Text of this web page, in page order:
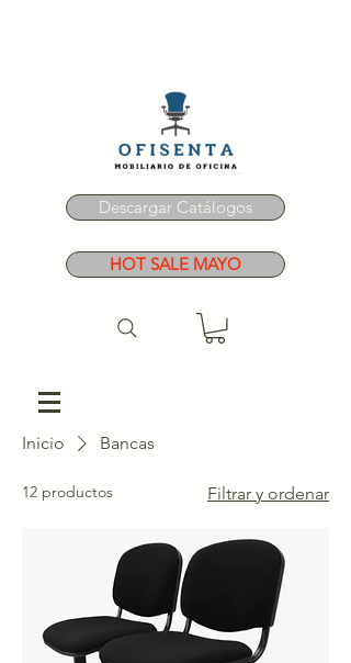
Descargar Catálogos
HOT SALE MAYO
Inicio Bancas
12 productos Filtrar y ordenar